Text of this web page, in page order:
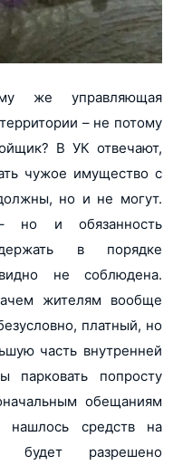
же управляющая
– не потому
В УК отвечают,
чужое имущество с
но и не могут.
но и обязанность
в порядке
не соблюдена.
жителям вообще
платный, но
часть внутренней
парковать попросту
обещаниям
средств на
будет разрешено